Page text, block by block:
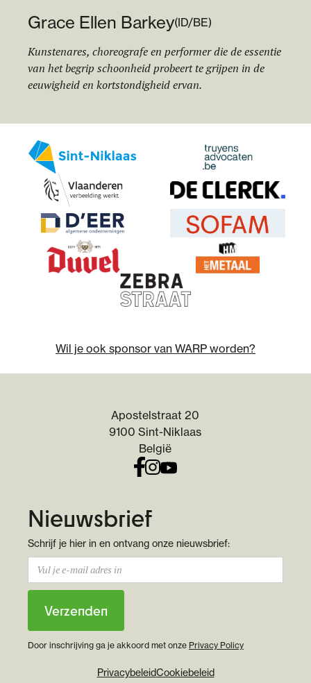
Grace Ellen Barkey(ID/BE)
Kunstenares, choreografe en performer die de essentie
van het begrip schoonheid probeert te grijpen in de
eeuwigheid en kortstondigheid ervan.
Wil je ook sponsor van WARP worden?
Apostelstraat 20
9100 Sint-Niklaas
België
Nieuwsbrief
Schrijf je hier in en ontvang onze nieuwsbrief:
Door inschrijving ga je akkoord met onze Privacy Policy
PrivacybeleidCookiebeleid